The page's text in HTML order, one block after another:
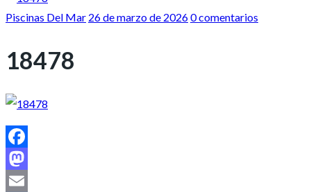
Piscinas Del Mar 26 de marzo de 20260 comentarios
18478
Facebook
Mastodon